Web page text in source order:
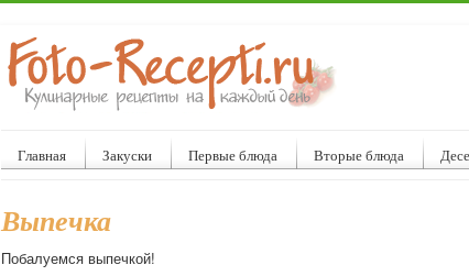
Главная Закуски Первые блюда Вторые блюда
Выпечка
Побалуемся выпечкой!